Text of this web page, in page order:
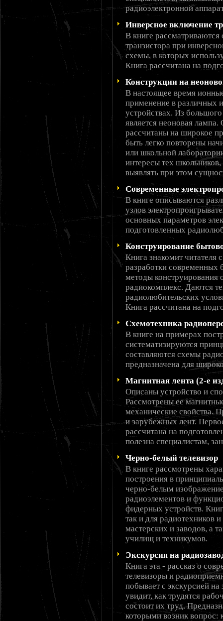
радиоэлектронной
Инверсное включение
В книге
транзистора при
схемы, в которых
Книга рассчитана на
Конструкции на
В настоящее время
применение в различных
устройствах. Из
является неоновая
рассчитаны на широкое
быть легко повторены
или школьной
интересы тех
выявлять при этом
Современные
В книге описываются
узлов
основных параметров
подготовленных
Конструирование
Книга знакомит читателя
разработки
методы
радиокомплекс. Даются
радиолюбительских
Книга рассчитана на
Схемотехника
В книге на примерах
систематизируются
составляются схемы
предназначена для
Магнитная лента (2-е
Описаны устройство и
Рассмотрены ее
механические свойства.
и зарубежных лент.
рассчитана на
полезна специалистам,
Черно-белый телевизор
В книге рассмотрены
построения в
черно-белым
радиоэлементов и
фидерных устройств.
так и для радиотехников
мастерских и заводов, а
училищ и техникумов.
Экскурсия на
Книга эта - рассказ о
телевизоры и
побывает с экскурсией на
увидит, как трудятся
состоит их труд.
которыми возник вопрос: